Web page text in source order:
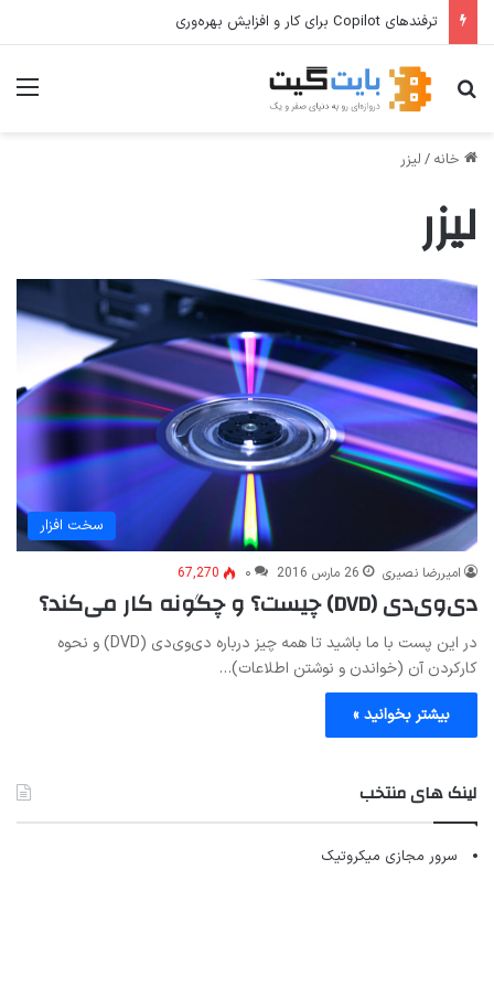
ترفندهای Copilot برای کار و افزایش بهره‌وری
جستجو برای
خانه / لیزر
لیزر
سخت افزار
امیررضا نصیری 26 مارس 2016 ۰ 67,270
دی‌وی‌دی (DVD) چیست؟ و چگونه کار می‌کند؟
در این پست با ما باشید تا همه چیز درباره دی‌وی‌دی (DVD) و نحوه
کارکردن آن (خواندن و نوشتن اطلاعات)…
بیشتر بخوانید »
لینک های منتخب
سرور مجازی میکروتیک